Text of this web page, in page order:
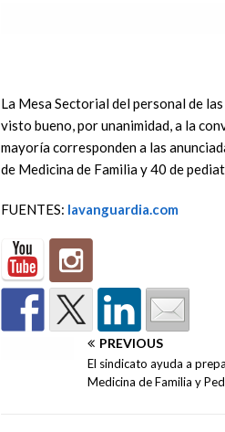
La Mesa Sectorial del personal de
visto bueno, por unanimidad, a la
mayoría corresponden a las
de Medicina de Familia y 40 de
FUENTES: lavanguardia.com
PREVIOUS
El sindicato ayuda a
Medicina de Familia y